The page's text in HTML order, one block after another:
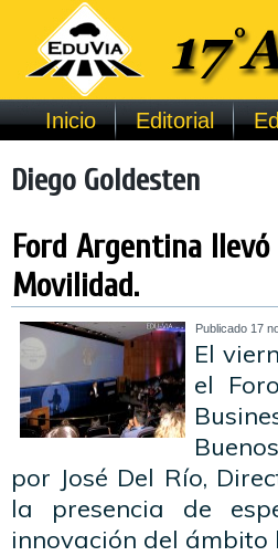
Inicio Editorial
Diego Goldesten
Ford Argentina
Movilidad.
Publicado 17
El
el
por José Del Río,
la presencia de
innovación del